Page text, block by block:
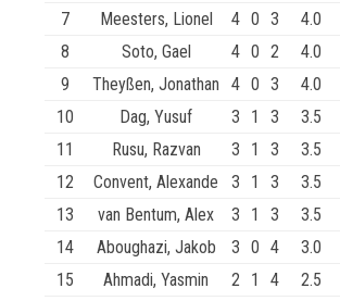
7
Meesters, Lionel 4 0 3 4.0
8
Soto, Gael 4 0 2 4.0
9
Theyßen, Jonathan 4 0 3 4.0
10
Dag, Yusuf 3 1 3 3.5
11
Rusu, Razvan 3 1 3 3.5
12
Convent, Alexande 3 1 3 3.5
13
van Bentum, Alex 3 1 3 3.5
14
Aboughazi, Jakob 3 0 4 3.0
15
Ahmadi, Yasmin 2 1 4 2.5